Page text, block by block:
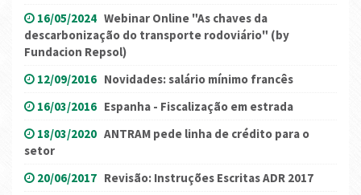
16/05/2024 Webinar Online "As chaves da
descarbonização do transporte rodoviário" (by
Fundacion Repsol)
12/09/2016 Novidades: salário mínimo francês
16/03/2016 Espanha - Fiscalização em estrada
18/03/2020 ANTRAM pede linha de crédito para o
setor
20/06/2017 Revisão: Instruções Escritas ADR 2017